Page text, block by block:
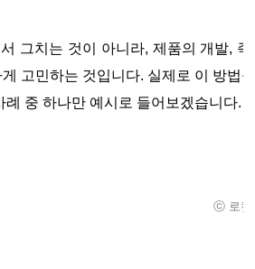
그치는 것이 아니라, 제품의 개발,
고민하는 것입니다. 실제로 이 방법
례 중 하나만 예시로 들어보겠습니다.
ⓒ 로켓